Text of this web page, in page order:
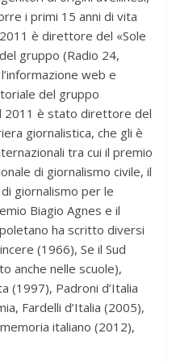
i primi 15 anni di vita
è direttore del «Sole
gruppo (Radio 24,
web e
del gruppo
2011 è stato direttore del
giornalistica, che gli è
tra cui il premio
di giornalismo civile, il
giornalismo per le
Biagio Agnes e il
ha scritto diversi
(1966), Se il Sud
anche nelle scuole),
(1997), Padroni d’Italia
Fardelli d’Italia (2005),
italiano (2012),